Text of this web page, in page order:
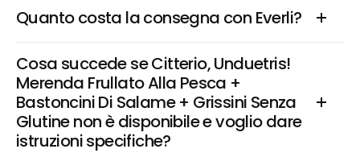
Quanto costa la consegna con Everli?
Cosa succede se Citterio, Unduetris!
Merenda Frullato Alla Pesca +
Bastoncini Di Salame + Grissini Senza
Glutine non è disponibile e voglio dare
istruzioni specifiche?